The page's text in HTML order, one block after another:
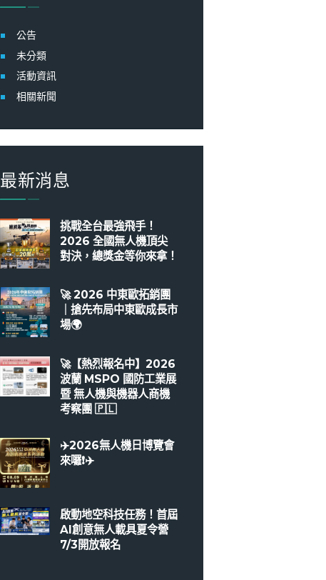
公告
未分類
活動資訊
相關新聞
最新消息
挑戰全台最強飛手！
2026 全國無人機頂尖
對決，總獎金等你來拿！
🚀 2026 中東歐拓銷團
｜搶先布局中東歐成長市
場🌍
🚀【熱烈報名中】2026
波蘭 MSPO 國防工業展
暨 無人機與機器人商機
考察團 🇵🇱
✈️2026無人機日博覽會
來囉❗️✈️
啟動地空科技任務！首屆
AI創意無人載具夏令營
7/3開放報名